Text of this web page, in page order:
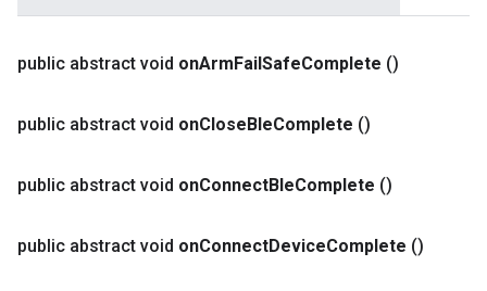
public abstract void onArmFailSafeComplete ()
public abstract void onCloseBleComplete ()
public abstract void onConnectBleComplete ()
public abstract void onConnectDeviceComplete ()